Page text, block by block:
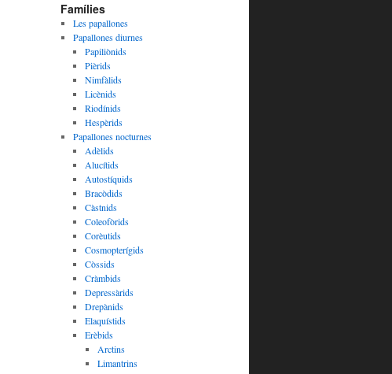
Famílies
Les papallones
Papallones diurnes
Papiliònids
Pièrids
Nimfàlids
Licènids
Riodínids
Hespèrids
Papallones nocturnes
Adèlids
Alucítids
Autostíquids
Bracòdids
Càstnids
Coleofòrids
Corèutids
Cosmopterígids
Còssids
Cràmbids
Depressàrids
Drepànids
Elaquístids
Erèbids
Arctins
Limantrins